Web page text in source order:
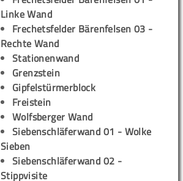
Linke Wand
Frechetsfelder Bärenfelsen 03 -
Rechte Wand
Stationenwand
Grenzstein
Gipfelstürmerblock
Freistein
Wolfsberger Wand
Siebenschläferwand 01 - Wolke
Sieben
Siebenschläferwand 02 -
Stippvisite